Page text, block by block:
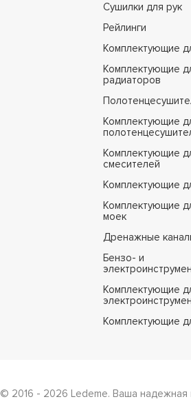
Сушилки для рук
Рейлинги
Комплектующие
Комплектующие
радиаторов
Комплектующие
Комплектующие
смесителей
Комплектующие
Комплектующие
моек
Дренажные
Бензо- и
Комплектующие
Комплектующие
© 2016 - 2026 Ledeme. Ваша